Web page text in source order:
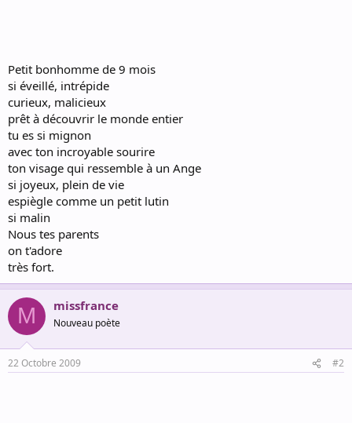
Petit bonhomme de 9 mois
si éveillé, intrépide
curieux, malicieux
prêt à découvrir le monde entier
tu es si mignon
avec ton incroyable sourire
ton visage qui ressemble à un Ange
si joyeux, plein de vie
espiègle comme un petit lutin
si malin
Nous tes parents
on t'adore
très fort.
M missfrance
Nouveau poète
22 Octobre 2009 #2